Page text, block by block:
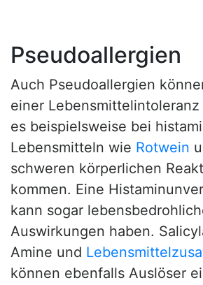
Pseudoallergien
Auch Pseudoallergien
einer
es beispielsweise bei
Lebensmitteln wie Rotwein
schweren körperlichen
kommen. Eine
kann sogar
Auswirkungen haben.
Amine und
können ebenfalls Auslöser